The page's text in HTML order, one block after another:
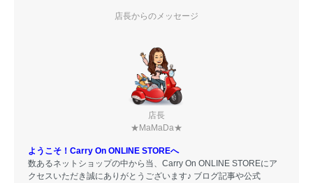
店長からのメッセージ
店長
★MaMaDa★
ようこそ！Carry On ONLINE STOREへ
数あるネットショップの中から当、Carry On ONLINE STOREにア
クセスいただき誠にありがとうございます♪ ブログ記事や公式